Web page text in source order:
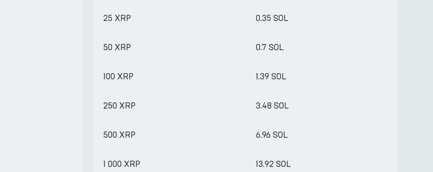
25 XRP 0.35 SOL
50 XRP 0.7 SOL
100 XRP 1.39 SOL
250 XRP 3.48 SOL
500 XRP 6.96 SOL
1 000 XRP 13.92 SOL